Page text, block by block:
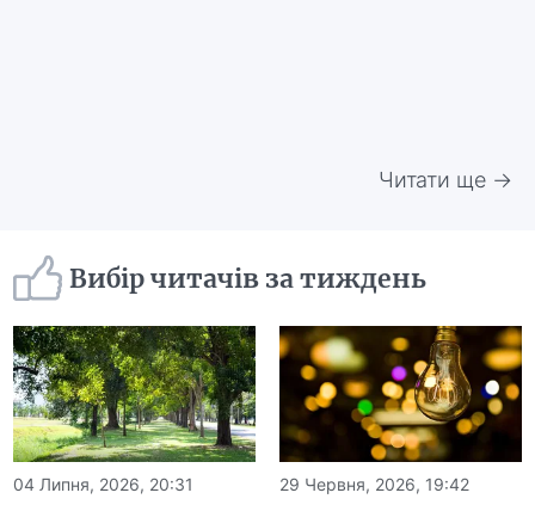
Читати ще →
Вибір читачів за тиждень
04 Липня, 2026, 20:31 29 Червня, 2026, 19:42